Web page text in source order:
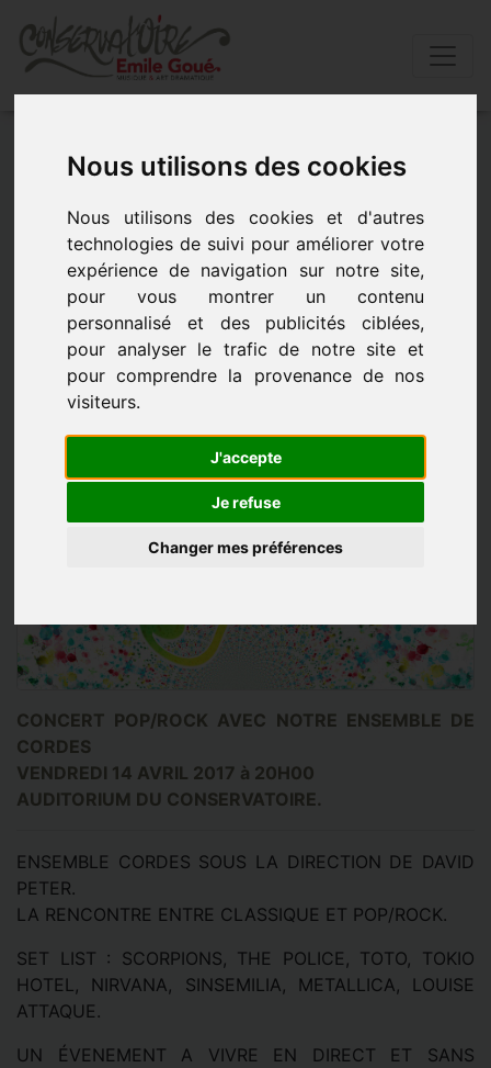
Nous utilisons des cookies
Nous utilisons des cookies et d'autres
technologies de suivi pour améliorer votre
expérience de navigation sur notre site,
pour vous montrer un contenu
personnalisé et des publicités ciblées,
pour analyser le trafic de notre site et
pour comprendre la provenance de nos
visiteurs.
J'accepte
Je refuse
Changer mes préférences
cordes
POP/ROCK AVEC NOTRE ENSEMBLE
CORDES
- le 14 avril 2017 à 20h00
CONCERT POP/ROCK AVEC NOTRE ENSEMBLE DE
CORDES
VENDREDI 14 AVRIL 2017 à 20H00
AUDITORIUM DU CONSERVATOIRE.
ENSEMBLE CORDES SOUS LA DIRECTION DE DAVID
PETER.
LA RENCONTRE ENTRE CLASSIQUE ET POP/ROCK.
SET LIST : SCORPIONS, THE POLICE, TOTO, TOKIO
HOTEL, NIRVANA, SINSEMILIA, METALLICA, LOUISE
ATTAQUE.
UN ÉVENEMENT A VIVRE EN DIRECT ET SANS